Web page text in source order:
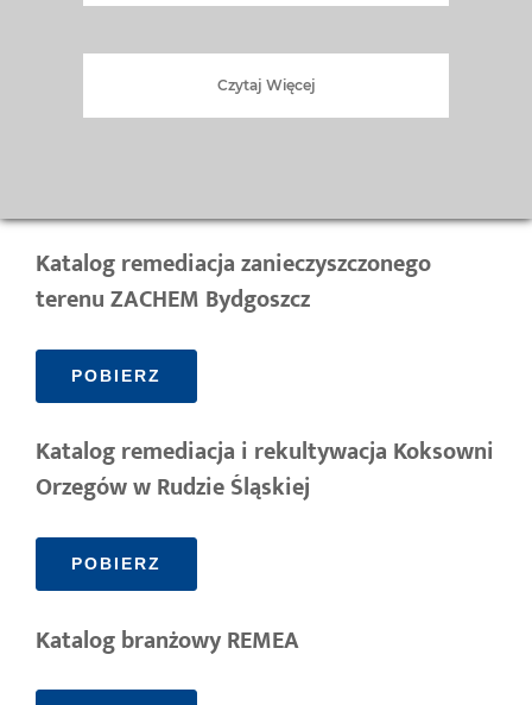
Katalog remediacja stawu Kalina
w Świętochłowicach
Katalog remediacja zanieczyszczonego
terenu ZACHEM Bydgoszcz
POBIERZ
Katalog remediacja i rekultywacja Koksowni
Orzegów w Rudzie Śląskiej
POBIERZ
Katalog branżowy REMEA
Czytaj Więcej